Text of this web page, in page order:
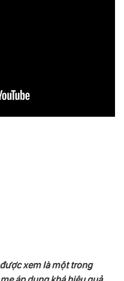
xem là một trong